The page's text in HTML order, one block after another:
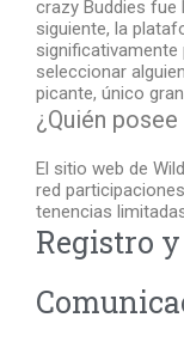
crazy Buddies fue
siguiente, la
seleccionar
picante, único
¿Quién
El sitio web de
red
tenencias
Registro